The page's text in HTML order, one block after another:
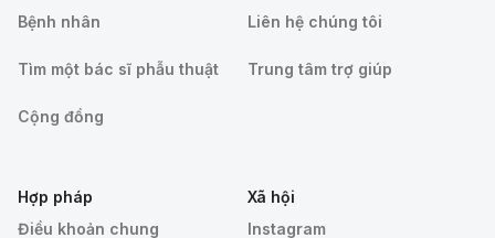
Bệnh nhân
Tìm một bác sĩ phẫu thuật
Cộng đồng
Liên hệ chúng tôi
Trung tâm trợ giúp
Hợp pháp
Điều khoản chung
Xã hội
Instagram